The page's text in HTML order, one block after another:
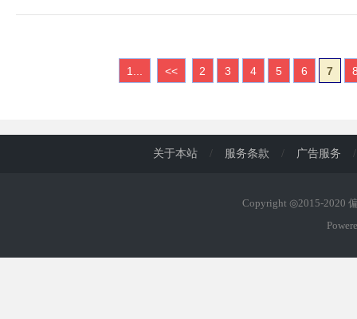
1... << 2 3 4 5 6 7
关于本站 / 服务条款 / 广告服务 /
Copyright ◎2015-2020